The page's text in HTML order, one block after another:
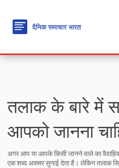
तलाक के बारे में
आपको जानना
अगर आप या आपके किसी जानने वाले का
एक शब्द अक्सर सुनाई देता है। लेकिन तलाक